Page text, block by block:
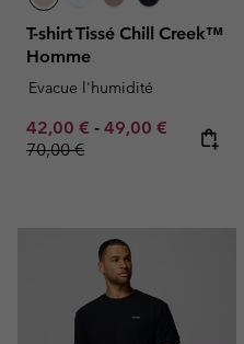
T-shirt Tissé Chill Creek™
Homme
Evacue l'humidité
Minimum sale price:
42,00 € - Maximum sale
49,00 € Regular
70,00 €